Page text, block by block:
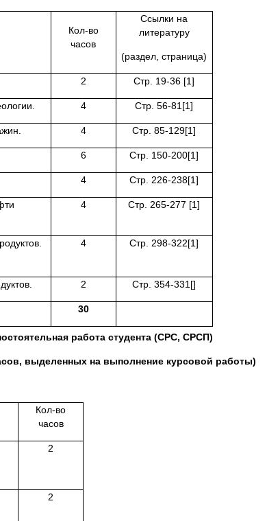
Кол-во
часов
Ссылки на
литературу
(раздел, страница)
2 Стр. 19-36 [1]
4 Стр. 56-81[1]
4 Стр. 85-129[1]
6 Стр. 150-200[1]
4 Стр. 226-238[1]
4 Стр. 265-277 [1]
4 Стр. 298-322[1]
2 Стр. 354-331[]
30
работа студента (СРС, СРСП)
выделенных на выполнение курсовой работы)
Кол-во
часов
2
2